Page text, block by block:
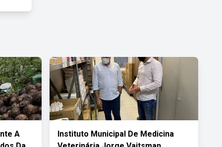
A
Instituto Municipal De Medicina